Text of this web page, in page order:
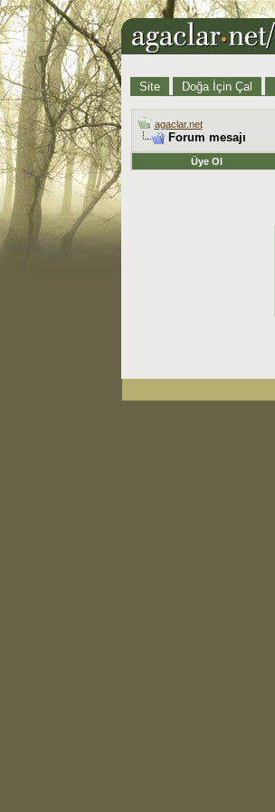
Site Doğa İçin Çal
agaclar.net
Forum mesajı
Üye Ol